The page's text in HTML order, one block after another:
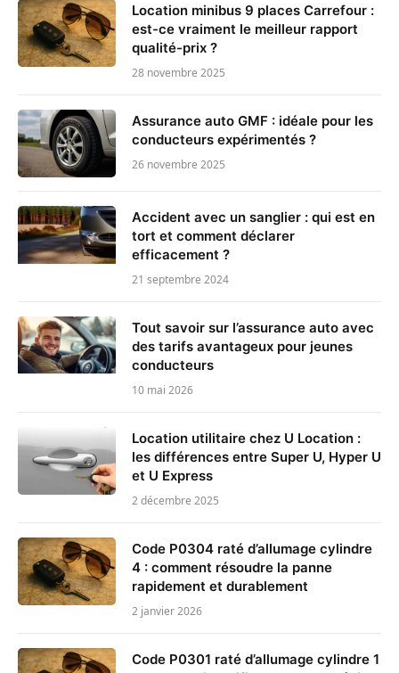
Location minibus 9 places Carrefour :
est-ce vraiment le meilleur rapport
qualité-prix ?
28 novembre 2025
Assurance auto GMF : idéale pour les
conducteurs expérimentés ?
26 novembre 2025
Accident avec un sanglier : qui est en
tort et comment déclarer
efficacement ?
21 septembre 2024
Tout savoir sur l’assurance auto avec
des tarifs avantageux pour jeunes
conducteurs
10 mai 2026
Location utilitaire chez U Location :
les différences entre Super U, Hyper U
et U Express
2 décembre 2025
Code P0304 raté d’allumage cylindre
4 : comment résoudre la panne
rapidement et durablement
2 janvier 2026
Code P0301 raté d’allumage cylindre 1